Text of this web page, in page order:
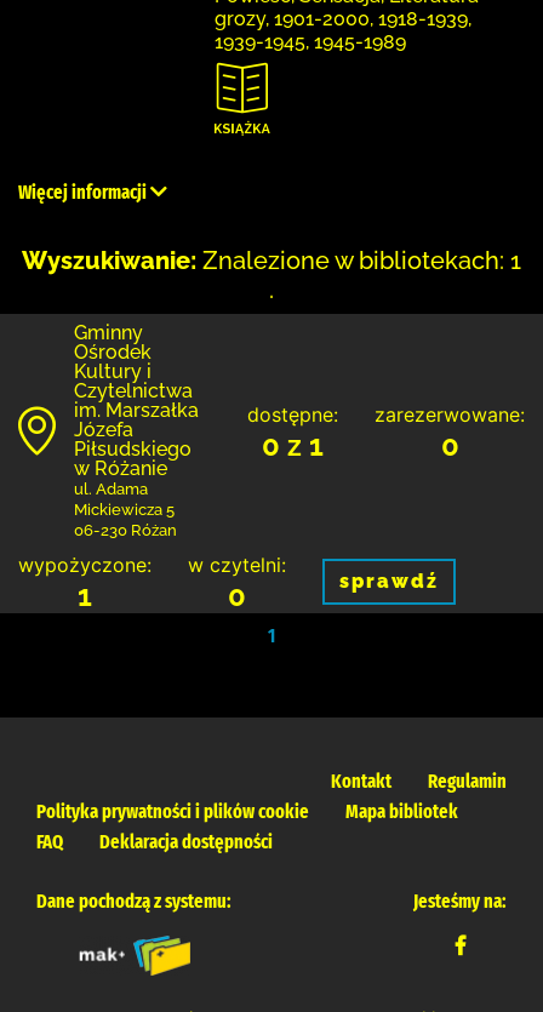
grozy, 1901-2000, 1918-1939,
1939-1945, 1945-1989
Więcej informacji
Wyszukiwanie: Znalezione w bibliotekach: 1
.
Gminny
Ośrodek
Kultury i
Czytelnictwa
im. Marszałka
Józefa
Piłsudskiego
w Różanie
ul. Adama
Mickiewicza 5
06-230 Różan
dostępne:
0 z 1
zarezerwowane:
0
wypożyczone:
1
w czytelni:
0 sprawdź
1
Kontakt
Regulamin
Polityka prywatności i plików cookie
Mapa bibliotek
FAQ
Deklaracja dostępności
Dane pochodzą z systemu: Jesteśmy na: